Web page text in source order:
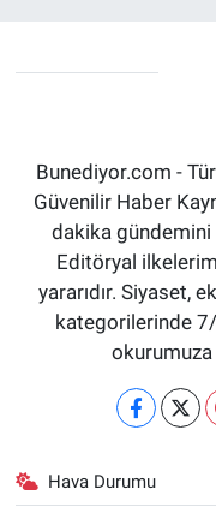
Bunediyor.com -
Güvenilir Haber
dakika gündemini
Editöryal
yararıdır. Siyaset,
kategorilerinde 7/
okurumuza
Hava Durumu